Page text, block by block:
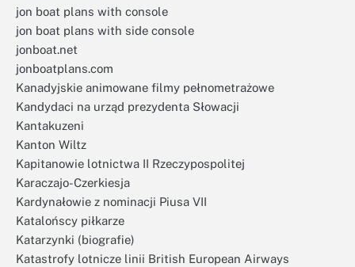
jon boat plans with console
jon boat plans with side console
jonboat.net
jonboatplans.com
Kanadyjskie animowane filmy pełnometrażowe
Kandydaci na urząd prezydenta Słowacji
Kantakuzeni
Kanton Wiltz
Kapitanowie lotnictwa II Rzeczypospolitej
Karaczajo-Czerkiesja
Kardynałowie z nominacji Piusa VII
Katalońscy piłkarze
Katarzynki (biografie)
Katastrofy lotnicze linii British European Airways